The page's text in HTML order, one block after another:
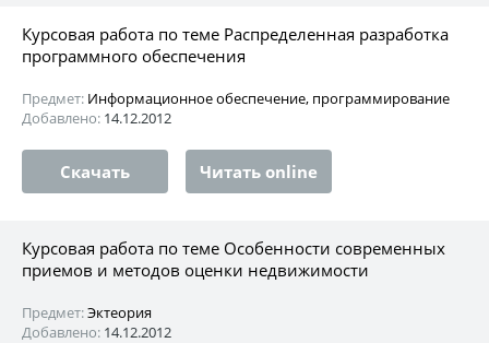
Курсовая работа по теме Распределенная разработка
программного обеспечения
Предмет: Информационное обеспечение, программирование
Добавлено: 14.12.2012
Скачать Читать online
Курсовая работа по теме Особенности современных
приемов и методов оценки недвижимости
Предмет:Эктеория
Добавлено: 14.12.2012